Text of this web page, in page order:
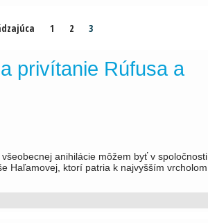
1 2 3
privítanie Rúfusa a
anihilácie môžem byť v spoločnosti
Haľamovej, ktorí patria k najvyšším vrcholom